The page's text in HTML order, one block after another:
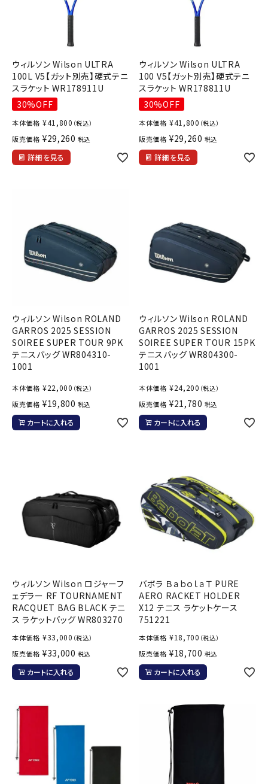
ウィルソン Wilson ULTRA
100L V5【ガット別売】硬式テニ
スラケット WR178911U
30%OFF
本体価格 ¥41,800 （税込）
販売価格 ¥29,260 税込
詳細を見る
ウィルソン Wilson ULTRA
100 V5【ガット別売】硬式テニ
スラケット WR178811U
30%OFF
本体価格 ¥41,800 （税込）
販売価格 ¥29,260 税込
詳細を見る
ウィルソン Wilson ROLAND
GARROS 2025 SESSION
SOIREE SUPER TOUR 9PK
テニスバッグ WR804310-
1001
本体価格 ¥22,000 （税込）
販売価格 ¥19,800 税込
カートに入れる
ウィルソン Wilson ROLAND
GARROS 2025 SESSION
SOIREE SUPER TOUR 15PK
テニスバッグ WR804300-
1001
本体価格 ¥24,200 （税込）
販売価格 ¥21,780 税込
カートに入れる
ウィルソン Wilson ロジャーフ
ェデラー RF TOURNAMENT
RACQUET BAG BLACK テニ
ス ラケットバッグ WR803270
本体価格 ¥33,000 （税込）
販売価格 ¥33,000 税込
カートに入れる
バボラ ＢａｂｏｌａＴ PURE
AERO RACKET HOLDER
X12 テニス ラケットケース
751221
本体価格 ¥18,700 （税込）
販売価格 ¥18,700 税込
カートに入れる